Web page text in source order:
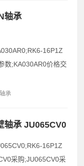
轴承
16P1Z
数;KA030AR0价格交
承
轴承 JU065CV0
16P1Z
采购;JU065CV0采